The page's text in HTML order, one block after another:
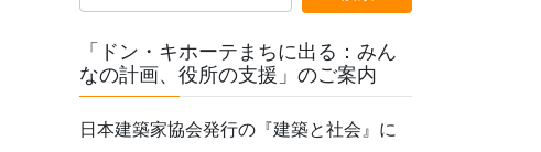
「ドン・キホーテまちに出る：みん
なの計画、役所の支援」のご案内
日本建築家協会発行の『建築と社会』に